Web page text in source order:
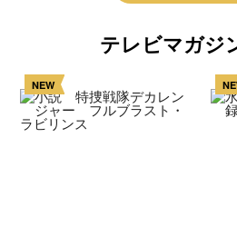
テレビマガジ
NEW